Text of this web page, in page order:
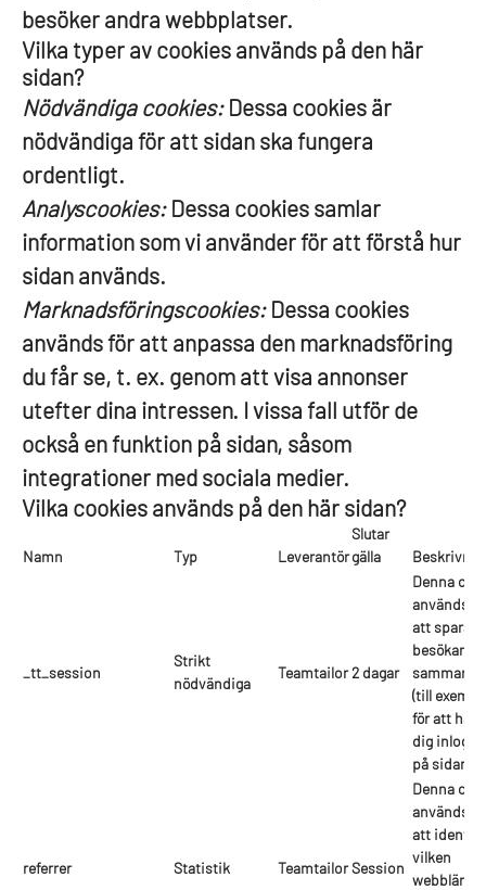
besöker andra webbplatser.
Vilka typer av cookies används på den här
sidan?
Nödvändiga cookies:Dessa cookies är
nödvändiga för att sidan ska fungera
ordentligt.
Analyscookies:Dessa cookies samlar
information som vi använder för att förstå hur
sidan används.
Marknadsföringscookies:Dessa cookies
används för att anpassa den marknadsföring
du får se, t. ex. genom att visa annonser
utefter dina intressen. I vissa fall utför de
också en funktion på sidan, såsom
integrationer med sociala medier.
Vilka cookies används på den här sidan?
Namn Typ Leverantör
Slutar
gälla
_tt_session
Strikt
nödvändiga
Teamtailor 2 dagar
Denna
används
att spara
besökares
(till
för att hålla
dig
på sidan).
referrer Statistik TeamtailorSession
Denna
används
att
vilken
webblänk